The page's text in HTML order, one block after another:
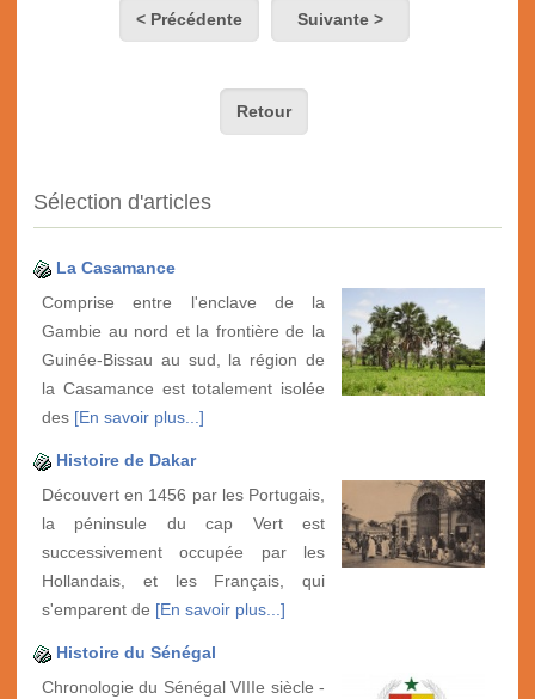
< Précédente Suivante >
Retour
Sélection d'articles
La Casamance
Comprise entre l'enclave de la
Gambie au nord et la frontière de la
Guinée-Bissau au sud, la région de
la Casamance est totalement isolée
des [En savoir plus...]
Histoire de Dakar
Découvert en 1456 par les Portugais,
la péninsule du cap Vert est
successivement occupée par les
Hollandais, et les Français, qui
s'emparent de [En savoir plus...]
Histoire du Sénégal
Chronologie du Sénégal VIIIe siècle -